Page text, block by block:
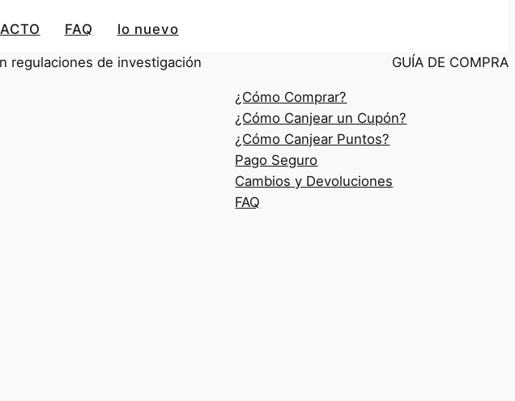
FAQ lo nuevo
regulaciones de investigación
GUÍA DE COMPRA
¿Cómo Comprar?
¿Cómo Canjear un Cupón?
¿Cómo Canjear Puntos?
Pago Seguro
Cambios y Devoluciones
FAQ